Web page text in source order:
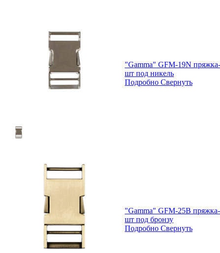
"Gamma" GFM-19N
шт под никель
Подробно Свернуть
"Gamma" GFM-25B
шт под бронзу
Подробно Свернуть